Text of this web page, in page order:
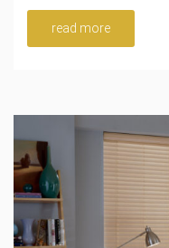
read more